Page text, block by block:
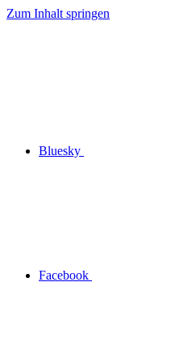
Zum Inhalt springen
Bluesky
Facebook